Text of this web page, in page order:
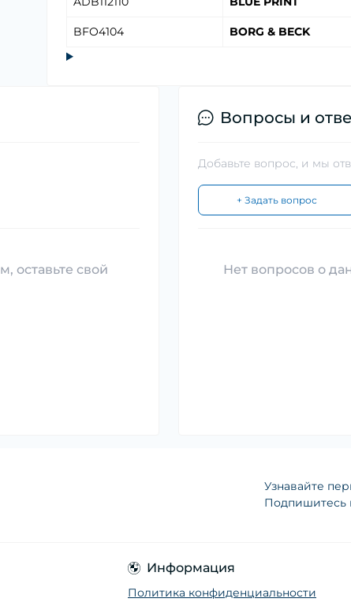
BFO4104 BORG & BECK
оставьте свой
Вопросы и
Добавьте вопрос, и мы
+ Задать вопрос
Нет вопросов о
Узнавайте
Подпишитесь
Информация
Политика конфиденциальности